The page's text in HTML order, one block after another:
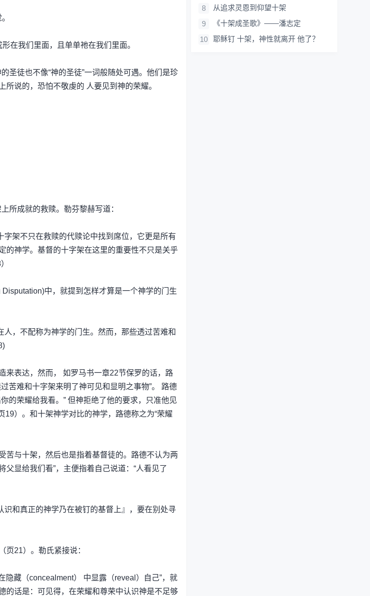
在我们里面，且单单祂在我们里面。
圣徒也不像“神的圣徒”一词般随处可遇。他们是珍
说的，恐怕不敬虔的 人要见到神的荣耀。
所成就的救赎。勒芬黎赫写道：
架不只在救赎的代赎论中找到席位，它更是所有
的神学。基督的十字架在这里的重要性不只是关乎
中，就提到怎样才算是一个神学的门生
，不配称为神学的门生。然而，那些透过苦难和
来表达，然而， 如罗马书一章22节保罗的话，路
苦难和十字架来明了神可见和显明之事物”。 路德
的荣耀给我看。” 但神拒绝了他的要求，只准他见
19）。和十架神学对比的神学，路德称之为“荣耀
苦与十架，然后也是指着基督徒的。路德不认为两
显给我们看”，主便指着自己说道：“人看见了
和真正的神学乃在被钉的基督上』，要在别处寻
页21）。勒氏紧接说：
隐藏（concealment） 中显露（reveal）自己”，就
的话是：可见得，在荣耀和尊荣中认识神是不足够
从追求灵恩到仰望十架
《十架成圣歌》——潘志定
耶稣钉 十架，神性就离开 他了？